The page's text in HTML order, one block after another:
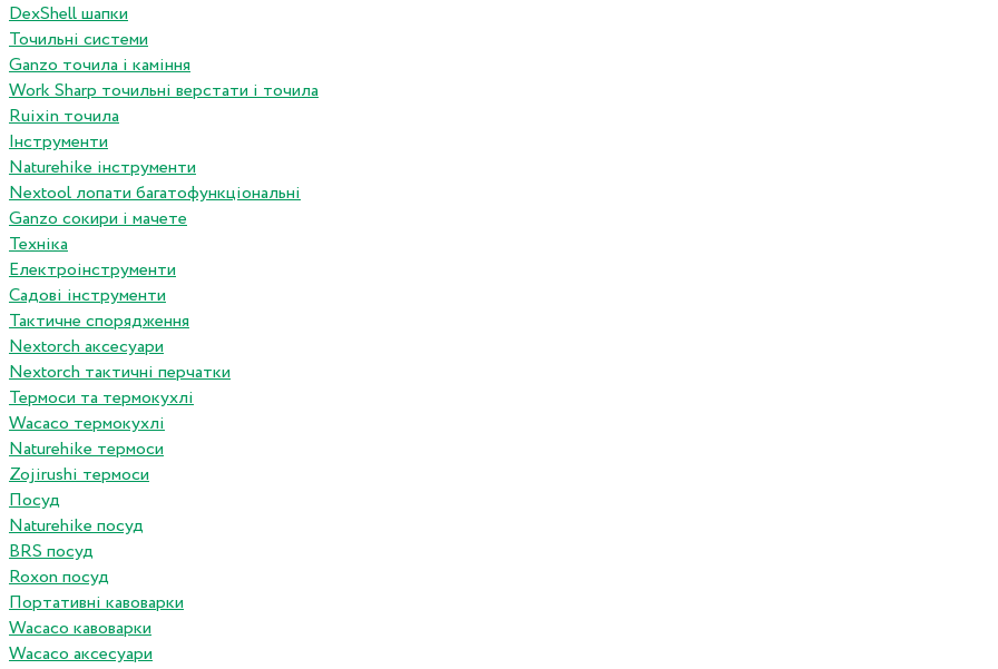
DexShell шапки
Точильні системи
Ganzo точила і каміння
Work Sharp точильні верстати і точила
Ruixin точила
Інструменти
Naturehike інструменти
Nextool лопати багатофункціональні
Ganzo сокири і мачете
Техніка
Електроінструменти
Садові інструменти
Тактичне спорядження
Nextorch аксесуари
Nextorch тактичні перчатки
Термоси та термокухлі
Wacaco термокухлі
Naturehike термоси
Zojirushi термоси
Посуд
Naturehike посуд
BRS посуд
Roxon посуд
Портативні кавоварки
Wacaco кавоварки
Wacaco аксесуари